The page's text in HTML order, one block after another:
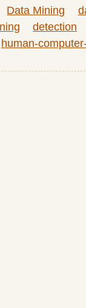
Data Mining
detection
human-